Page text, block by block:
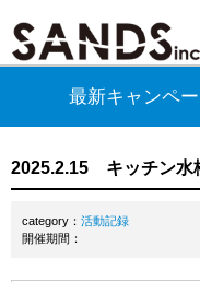
最新キャンペ
2025.2.15 キッチン水
category： 活動記録
開催期間：